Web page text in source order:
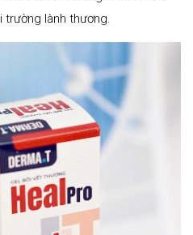
trường lành thương.